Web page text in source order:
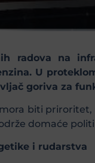
radova na
U
goriva za
biti
domaće
i rudarstva